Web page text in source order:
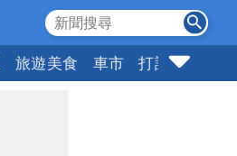
旅遊美食 車市 打詐 指標企